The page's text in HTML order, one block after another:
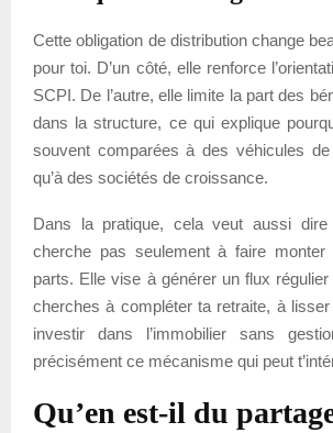
Cette obligation de distribution change
pour toi. D’un côté, elle renforce
SCPI. De l’autre, elle limite la part des
dans la structure, ce qui explique
souvent comparées à des véhicules de
qu’à des sociétés de croissance.
Dans la pratique, cela veut aussi
cherche pas seulement à faire
parts. Elle vise à générer un flux
cherches à compléter ta retraite, à
investir dans l’immobilier sans
précisément ce mécanisme qui peut
Qu’en est-il du